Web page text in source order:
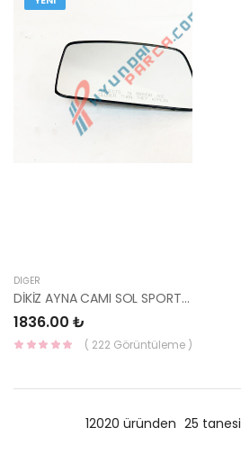
DIĞER
DİKİZ AYNA CAMI SOL SPORTAGE 03-09 87611-1F300-HMC
1836.00 ₺
( 222 Görüntüleme )
12020 üründen 25 tanesi